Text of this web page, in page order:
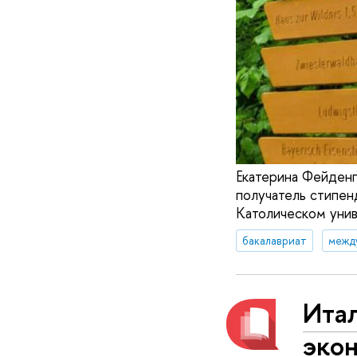
Екатерина
получатель
Католическом
бакалавриат